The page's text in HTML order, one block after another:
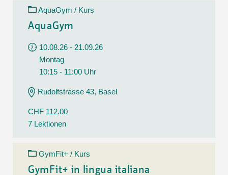
AquaGym / Kurs
AquaGym
10.08.26 - 21.09.26
Montag
10:15 - 11:00 Uhr
Rudolfstrasse 43, Basel
CHF 112.00
7 Lektionen
GymFit+ / Kurs
GymFit+ in lingua italiana